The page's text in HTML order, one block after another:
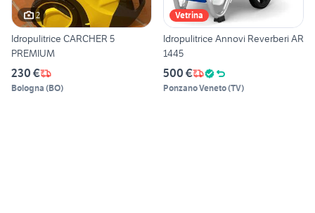
2
Idropulitrice CARCHER 5
PREMIUM
230 €
Bologna (BO)
Vetrina
Idropulitrice Annovi Reverberi AR
1445
500 €
Ponzano Veneto(TV)